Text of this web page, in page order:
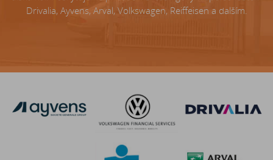
Drivalia, Ayvens, Arval, Volkswagen, Reiffeisen a dalším.